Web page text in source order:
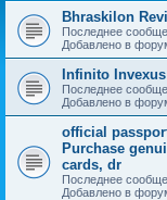
Bhraskilon
Последнее
Добавлено в
Infinito
Последнее
Добавлено в
official
Purchase
cards, dr
Последнее
Добавлено в